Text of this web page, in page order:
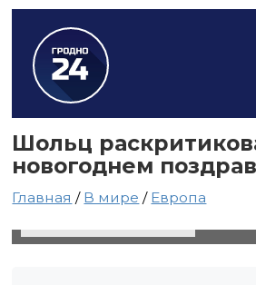
Шольц
новогоднем
Главная / В мире / Европа